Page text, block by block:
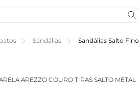
Sandálias Sandálias Salto Fino
AREZZO COURO TIRAS SALTO METAL